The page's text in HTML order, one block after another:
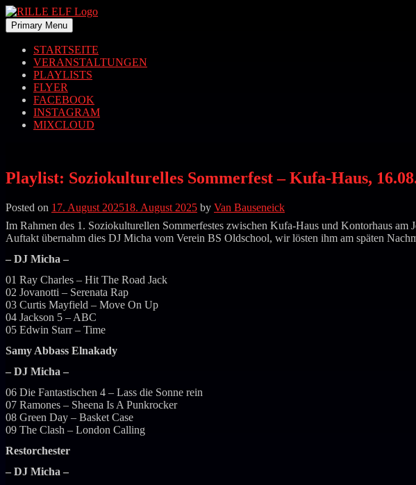
Skip
to
content
Rille Elf
Primary Menu
STARTSEITE
VERANSTALTUNGEN
PLAYLISTS
FLYER
FACEBOOK
INSTAGRAM
MIXCLOUD
Playlist: Soziokulturelles Sommerfest – Kufa-Haus,
Posted on 17. August 202518. August 2025 by Van Bauseneick
Im Rahmen des 1. Soziokulturellen Sommerfestes zwischen Kufa-Haus und Kontorhaus
Auftakt übernahm dies DJ Micha vom Verein BS Oldschool, wir lösten ihm am späten
– DJ Micha –
01 Ray Charles – Hit The Road Jack
02 Jovanotti – Serenata Rap
03 Curtis Mayfield – Move On Up
04 Jackson 5 – ABC
05 Edwin Starr – Time
Samy Abbass Elnakady
– DJ Micha –
06 Die Fantastischen 4 – Lass die Sonne rein
07 Ramones – Sheena Is A Punkrocker
08 Green Day – Basket Case
09 The Clash – London Calling
Restorchester
– DJ Micha –